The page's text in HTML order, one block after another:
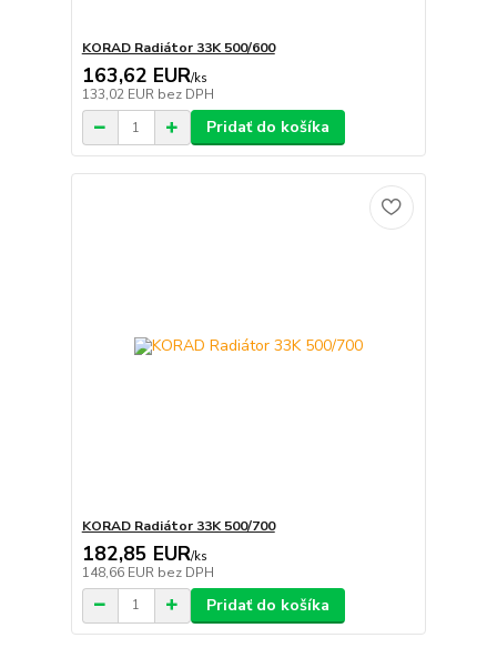
KORAD Radiátor 33K 500/600
163,62 EUR/ks
133,02 EUR bez DPH
Pridať do košíka
KORAD Radiátor 33K 500/700
182,85 EUR/ks
148,66 EUR bez DPH
Pridať do košíka